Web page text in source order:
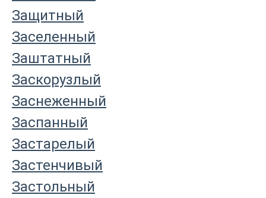
Защитный
Заселенный
Заштатный
Заскорузлый
Заснеженный
Заспанный
Застарелый
Застенчивый
Застольный